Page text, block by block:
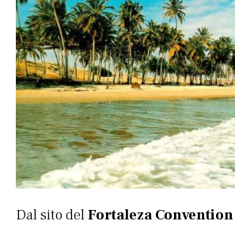
Dal sito delFortaleza